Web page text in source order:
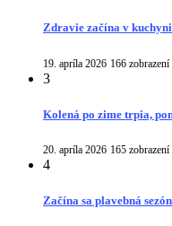
Zdravie začína v
19. apríla 2026 166 zobrazení
3
Kolená po zime trpia,
20. apríla 2026 165 zobrazení
4
Začína sa plavebná